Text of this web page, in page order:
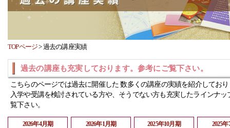
TOPページ>過去の講座実績
過去の講座も充実しております。参考にご覧下さい。
こちらのページでは過去に開催した 数多くの講座の実績を紹介してお
入学や受講を検討されている方や、そうでない方も充実したラインナッ
覧下さい。
2026年4月期 2026年1月期 2025年10月期 2025